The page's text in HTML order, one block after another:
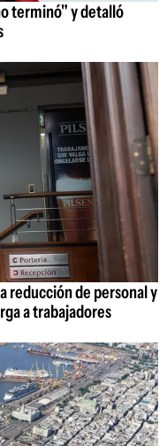
terminó" y detalló
reducción de personal y
a trabajadores